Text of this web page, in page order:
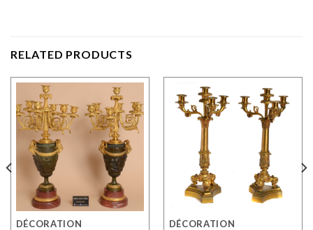
RELATED PRODUCTS
DÉCORATION DÉCORATION